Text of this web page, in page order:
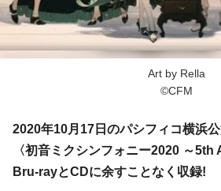
Art by Rella
©CFM
2020年10月17日のパシフィコ横浜
〈初音ミクシンフォニー2020 ～
Bru-rayとCDに余すことなく収録!